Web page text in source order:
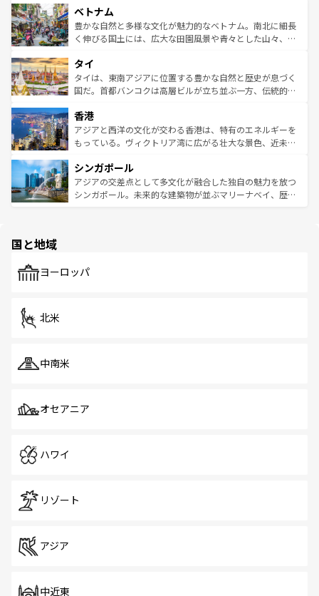
参照してほしい。
容にもいいと評判のスイーツなど、バラエティ豊かな料理
が味わえる。 なお、新着の台湾情報は コンテンツ一覧を参
照してほしい。
き、地方に足を延ばせば四季折々の自然美を楽しむことが
できる。そして、キムチや焼肉、絶品のストリートフード
まで、さまざまな韓国料理が待っている。夜には、韓国な
リティに包まれながら、韓国の多彩な魅力を心ゆくまで味
わってみてほしい。 なお、新着の韓国情報はコンテンツ一
覧を参照してほしい。
ベトナム
豊かな自然と多様な文化が魅力的なベトナム。南北に細長
く伸びる国土には、広大な田園風景や青々とした山々、世
急速な発展と共に伝統が息づく。ハノイの古い町並みやホ
ーチミン市のフランス統治時代の建物も、独特の雰囲気を
醸し出している。また、バラエティの豊かさとおいしさで
とつ。フォーやバインミー、ベトナムコーヒーなどは、ぜ
ひ現地で味わいたい。どの地域を訪れてもあたたかい人々
が旅行者を迎えてくれるので、きっと忘れられない旅にな
参照してほしい。
タイ
タイは、東南アジアに位置する豊かな自然と歴史が息づく
国だ。首都バンコクは高層ビルが立ち並ぶ一方、伝統的な
の活気が交差している。北部ではチェンマイなどの山岳地
帯で自然と触れ合い、南部ではプーケットやクラビの美し
いビーチでリゾート気分を楽しむことができる。タイ料理
激する。気候は一年中温暖で、どの季節にも異なる楽しみ
が待っている。親しみやすいタイの人々、仏教を中心とし
た文化、そして多様な観光資源が、訪れる旅人を魅了し続
香港
アジアと西洋の文化が交わる香港は、特有のエネルギーを
もっている。ヴィクトリア湾に広がる壮大な景色、近未来
み、どこを訪れても感動するはず。観光スポットが密集し
ており、効率よく見どころを回れるのも魅力。息をのむよ
うな絶景から文化的な体験まで、香港を存分に楽しみ尽く
シンガポール
アジアの交差点として多文化が融合した独自の魅力を放つ
シンガポール。未来的な建築物が並ぶマリーナベイ、歴史
で、ホーカーズは地元の風情を楽しめる外せないスポット
国と地域
ヨーロッパ
北米
中南米
オセアニア
ハワイ
リゾート
アジア
中近東